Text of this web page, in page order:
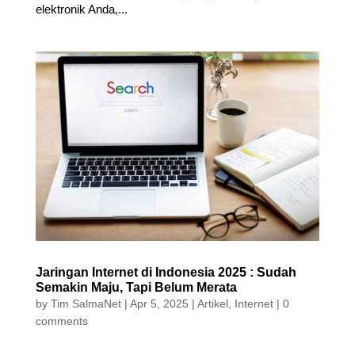
elektronik Anda,...
Jaringan Internet di Indonesia 2025 : Sudah
Semakin Maju, Tapi Belum Merata
by Tim SalmaNet| Apr 5, 2025 | Artikel, Internet| 0
comments